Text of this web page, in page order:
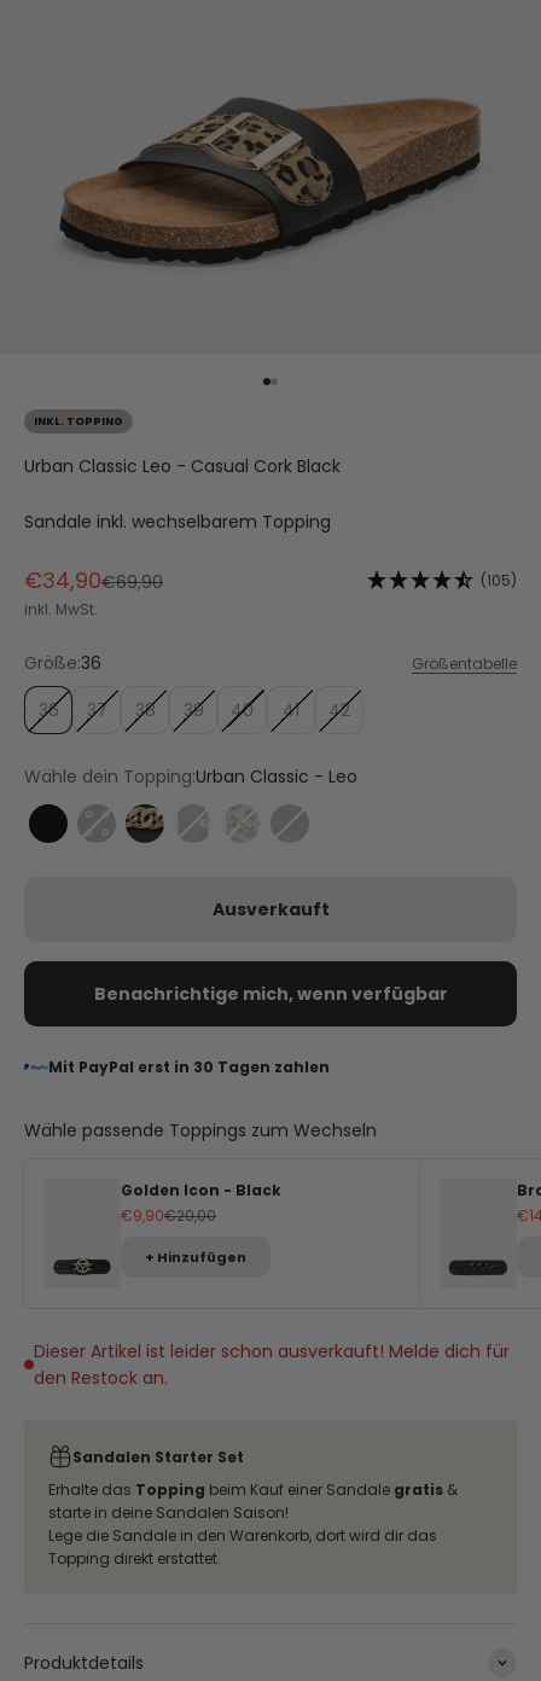
INKL. TOPPING
Urban Classic Leo - Casual Cork Black
Sandale inkl. wechselbarem Topping
Angebot
€34,90Regulärer Preis
€69,90
(105)
inkl. MwSt.
Größe:36 Größentabelle
36 37 38 39 40 41 42
Wähle dein Topping:Urban Classic - Leo
City Gloss - Black
Eyelet Classic - Black
Gold Chain - Black
Urban Classic - Black
Urban Classic - Leo
Urban Twist - Black
Ausverkauft
Benachrichtige mich, wenn verfügbar
Mit PayPal erst in 30 Tagen zahlen
Wähle passende Toppings zum Wechseln
Golden Icon - Black
Angebot
€9,90Regulärer Preis
€20,00
+ Hinzufügen
Dieser Artikel ist leider schon ausverkauft! Melde dich für
den Restock an.
Sandalen Starter Set
Erhalte das Topping beim Kauf einer Sandale gratis &
starte in deine Sandalen Saison!
Lege die Sandale in den Warenkorb, dort wird dir das
Topping direkt erstattet.
Produktdetails